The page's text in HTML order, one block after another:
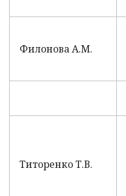
Филонова А.М.
Титоренко Т.В.